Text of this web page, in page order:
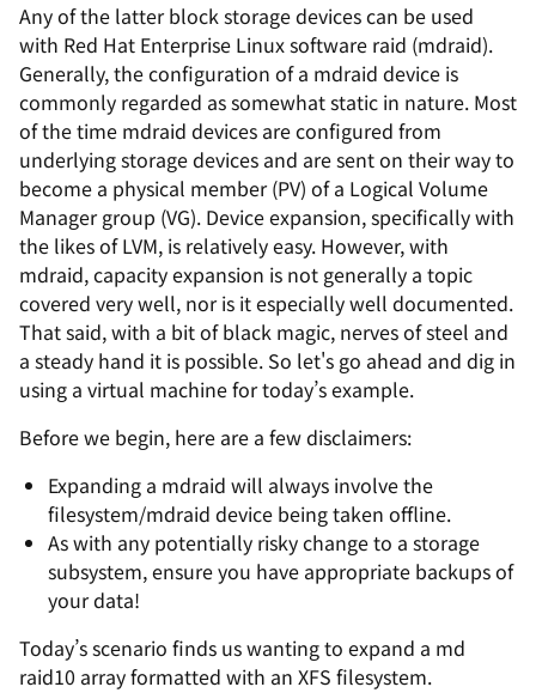
Any of the latter block storage devices can be used
with Red Hat Enterprise Linux software raid (mdraid).
Generally, the configuration of a mdraid device is
commonly regarded as somewhat static in nature. Most
of the time mdraid devices are configured from
underlying storage devices and are sent on their way to
become a physical member (PV) of a Logical Volume
Manager group (VG). Device expansion, specifically with
the likes of LVM, is relatively easy. However, with
mdraid, capacity expansion is not generally a topic
covered very well, nor is it especially well documented.
That said, with a bit of black magic, nerves of steel and
a steady hand it is possible. So let's go ahead and dig in
using a virtual machine for today’s example.
Before we begin, here are a few disclaimers:
Expanding a mdraid will always involve the
filesystem/mdraid device being taken offline.
As with any potentially risky change to a storage
subsystem, ensure you have appropriate backups of
your data!
Today’s scenario finds us wanting to expand a md
raid10 array formatted with an XFS filesystem.